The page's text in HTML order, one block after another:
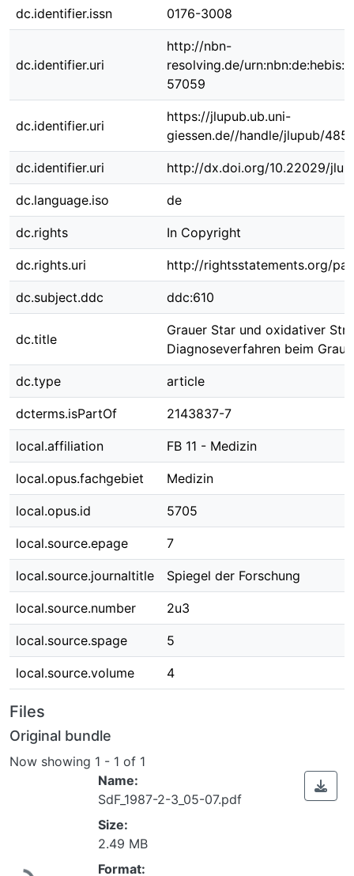
dc.identifier.issn 0176-3008
dc.identifier.uri
http://nbn-
resolving.de/
57059
dc.identifier.uri
https://jlupub.ub.uni-
giessen.de//handle/jlupub/
dc.identifier.uri http://dx.doi.org/10.22029/
dc.language.iso de
dc.rights In Copyright
dc.rights.uri http://rightsstatements.org/
dc.subject.ddc ddc:610
dc.title
Grauer Star und oxidativer
Diagnoseverfahren beim
dc.type article
dcterms.isPartOf 2143837-7
local.affiliation FB 11 - Medizin
local.opus.fachgebiet Medizin
local.opus.id 5705
local.source.epage 7
local.source.journaltitle Spiegel der Forschung
local.source.number 2u3
local.source.spage 5
local.source.volume 4
Files
Original bundle
Now showing 1 - 1 of 1
Loading...
Name:
SdF_1987-2-3_05-07.pdf
Size:
2.49 MB
Format: